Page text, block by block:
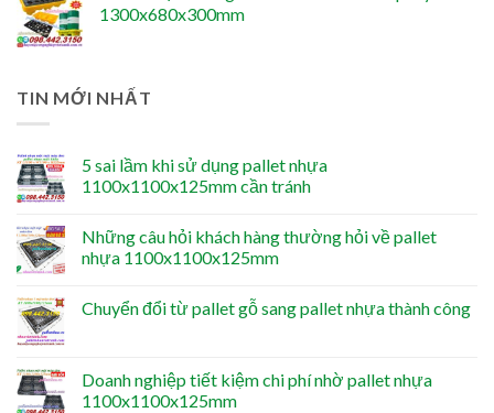
1300x680x300mm
TIN MỚI NHẤT
5 sai lầm khi sử dụng pallet nhựa
1100x1100x125mm cần tránh
Những câu hỏi khách hàng thường hỏi về pallet
nhựa 1100x1100x125mm
Chuyển đổi từ pallet gỗ sang pallet nhựa thành công
Doanh nghiệp tiết kiệm chi phí nhờ pallet nhựa
1100x1100x125mm